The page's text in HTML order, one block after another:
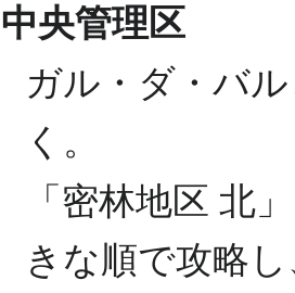
中央管理区
ガル・ダ・バ
く。
「密林地区 北
きな順で攻略